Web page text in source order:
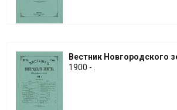
Вестник Новгородского
1900 - .